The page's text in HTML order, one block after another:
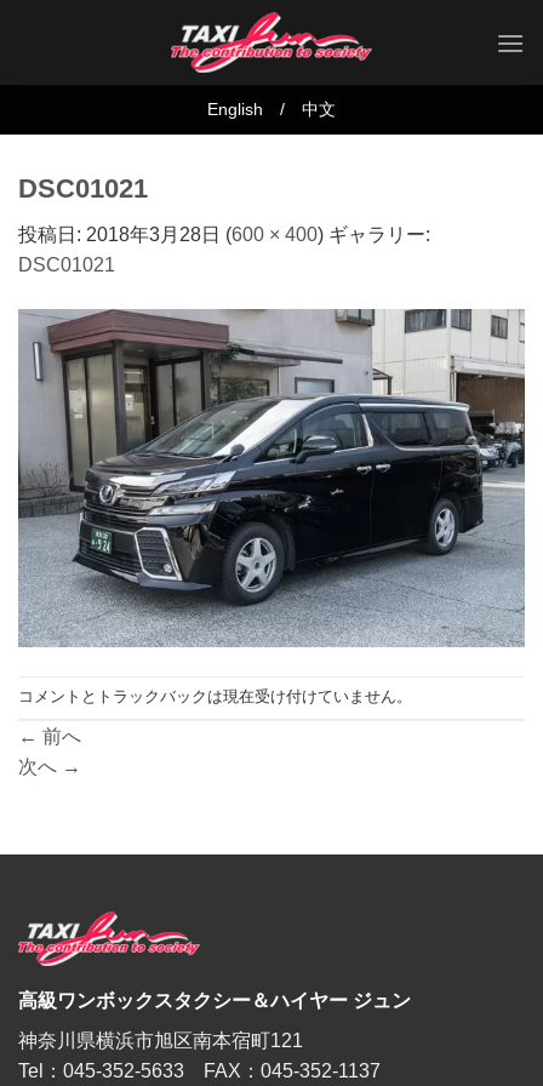
English / 中文
DSC01021
投稿日: 2018年3月28日 (600 × 400) ギャラリー:
DSC01021
コメントとトラックバックは現在受け付けていません。
← 前へ
次へ →
高級ワンボックスタクシー＆ハイヤー ジュン
神奈川県横浜市旭区南本宿町121
Tel：045-352-5633 FAX：045-352-1137